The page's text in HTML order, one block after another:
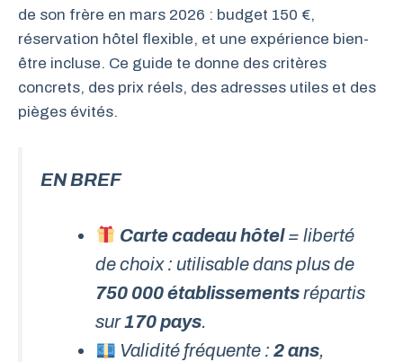
de son frère en mars 2026 : budget 150 €,
réservation hôtel flexible, et une expérience bien-
être incluse. Ce guide te donne des critères
concrets, des prix réels, des adresses utiles et des
pièges évités.
EN BREF
Carte cadeau hôtel= liberté
de choix : utilisable dans plus de
750 000 établissementsrépartis
sur170 pays.
Validité fréquente :2 ans,